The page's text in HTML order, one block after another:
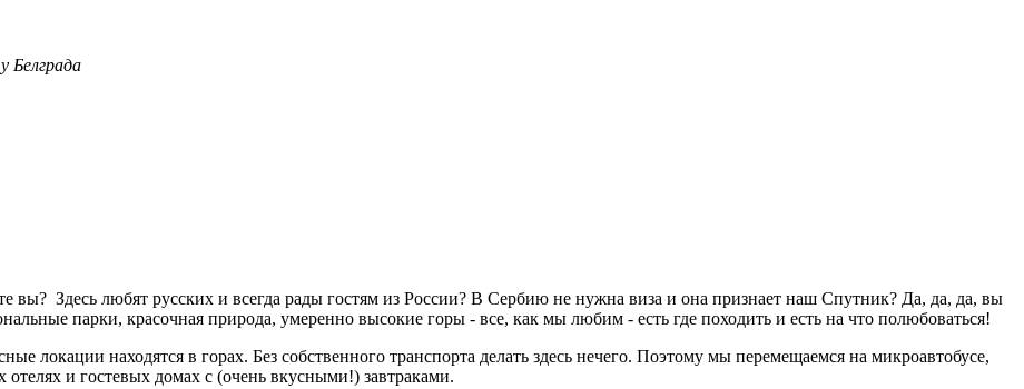
Белграда
вы? Здесь любят русских и всегда рады гостям из России? В Сербию не нужна виза и она признает наш Спутник? Да, да, да, вы
парки, красочная природа, умеренно высокие горы - все, как мы любим - есть где походить и есть на что полюбоваться!
локации находятся в горах. Без собственного транспорта делать здесь нечего. Поэтому мы перемещаемся на микроавтобусе,
и гостевых домах с (очень вкусными!) завтраками.